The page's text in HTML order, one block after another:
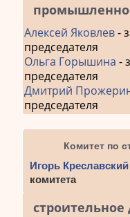
Алексей Яковлев-
председателя
Ольга Горышина -
председателя
Дмитрий
председателя
Комитет по
Игорь Креславский
комитета
строительное